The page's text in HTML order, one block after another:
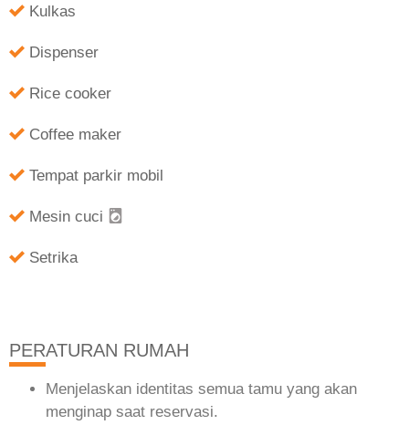
Kulkas
Dispenser
Rice cooker
Coffee maker
Tempat parkir mobil
Mesin cuci
Setrika
PERATURAN RUMAH
Menjelaskan identitas semua tamu yang akan
menginap saat reservasi.